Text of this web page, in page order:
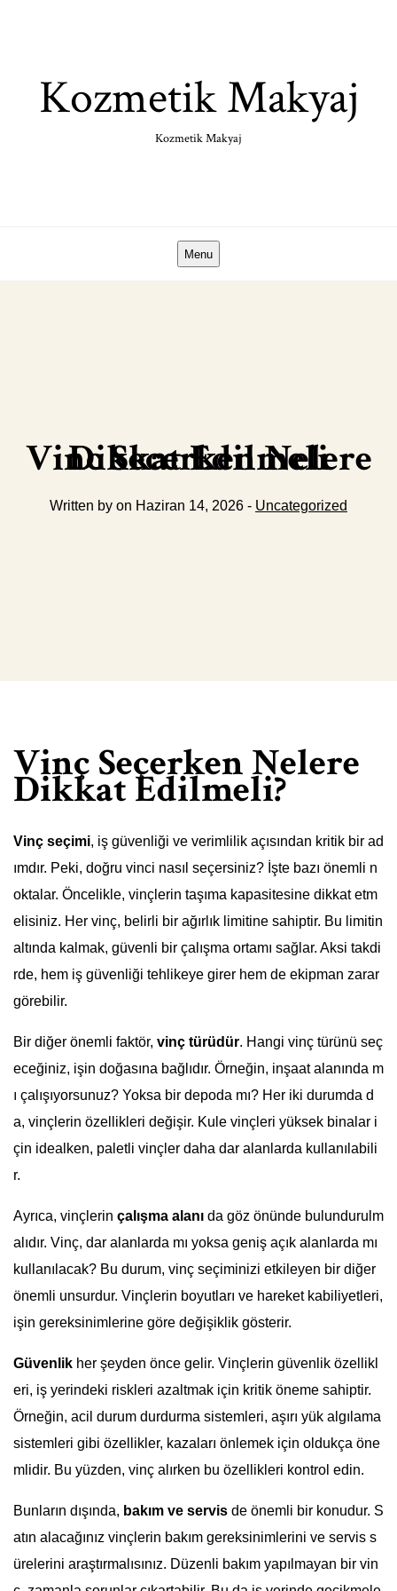
Kozmetik Makyaj
Kozmetik Makyaj
Menu
Vinc Secerken Nelere Dikkat Edilmeli
Written by on Haziran 14, 2026 - Uncategorized
Vinç Seçerken Nelere
Dikkat Edilmeli?
Vinç seçimi, iş güvenliği ve verimlilik açısından kritik bir ad
ımdır. Peki, doğru vinci nasıl seçersiniz? İşte bazı önemli n
oktalar. Öncelikle, vinçlerin taşıma kapasitesine dikkat etm
elisiniz. Her vinç, belirli bir ağırlık limitine sahiptir. Bu limitin
altında kalmak, güvenli bir çalışma ortamı sağlar. Aksi takdi
rde, hem iş güvenliği tehlikeye girer hem de ekipman zarar
görebilir.
Bir diğer önemli faktör, vinç türüdür. Hangi vinç türünü seç
eceğiniz, işin doğasına bağlıdır. Örneğin, inşaat alanında m
ı çalışıyorsunuz? Yoksa bir depoda mı? Her iki durumda d
a, vinçlerin özellikleri değişir. Kule vinçleri yüksek binalar i
çin idealken, paletli vinçler daha dar alanlarda kullanılabili
r.
Ayrıca, vinçlerin çalışma alanı da göz önünde bulundurulm
alıdır. Vinç, dar alanlarda mı yoksa geniş açık alanlarda mı
kullanılacak? Bu durum, vinç seçiminizi etkileyen bir diğer
önemli unsurdur. Vinçlerin boyutları ve hareket kabiliyetleri,
işin gereksinimlerine göre değişiklik gösterir.
Güvenlik her şeyden önce gelir. Vinçlerin güvenlik özellikl
eri, iş yerindeki riskleri azaltmak için kritik öneme sahiptir.
Örneğin, acil durum durdurma sistemleri, aşırı yük algılama
sistemleri gibi özellikler, kazaları önlemek için oldukça öne
mlidir. Bu yüzden, vinç alırken bu özellikleri kontrol edin.
Bunların dışında, bakım ve servis de önemli bir konudur. S
atın alacağınız vinçlerin bakım gereksinimlerini ve servis s
ürelerini araştırmalısınız. Düzenli bakım yapılmayan bir vin